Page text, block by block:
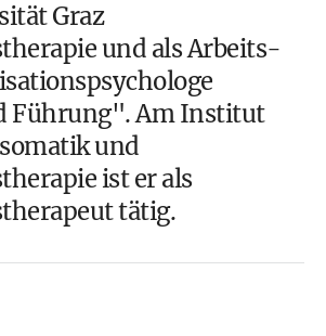
Graz
und als Arbeits-
Führung". Am Institut
und
ist er als
tätig.